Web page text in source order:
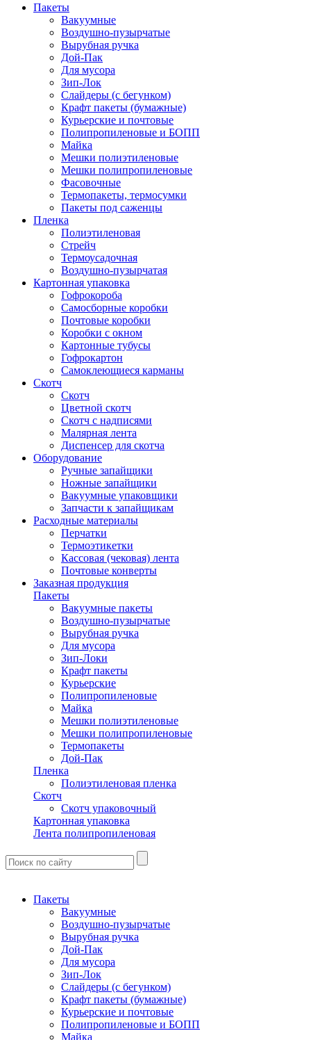
Пакеты
Вакуумные
Воздушно-пузырчатые
Вырубная ручка
Дой-Пак
Для мусора
Зип-Лок
Слайдеры (с бегунком)
Крафт пакеты (бумажные)
Курьерские и почтовые
Полипропиленовые и БОПП
Майка
Мешки полиэтиленовые
Мешки полипропиленовые
Фасовочные
Термопакеты, термосумки
Пакеты под саженцы
Пленка
Полиэтиленовая
Стрейч
Термоусадочная
Воздушно-пузырчатая
Картонная упаковка
Гофрокороба
Самосборные коробки
Почтовые коробки
Коробки с окном
Картонные тубусы
Гофрокартон
Самоклеющиеся карманы
Скотч
Скотч
Цветной скотч
Скотч с надписями
Малярная лента
Диспенсер для скотча
Оборудование
Ручные запайщики
Ножные запайщики
Вакуумные упаковщики
Запчасти к запайщикам
Расходные материалы
Перчатки
Термоэтикетки
Кассовая (чековая) лента
Почтовые конверты
Заказная продукция
Пакеты
Вакуумные пакеты
Воздушно-пузырчатые
Вырубная ручка
Для мусора
Зип-Локи
Крафт пакеты
Курьерские
Полипропиленовые
Майка
Мешки полиэтиленовые
Мешки полипропиленовые
Термопакеты
Дой-Пак
Пленка
Полиэтиленовая пленка
Скотч
Скотч упаковочный
Картонная упаковка
Лента полипропиленовая
Пакеты
Вакуумные
Воздушно-пузырчатые
Вырубная ручка
Дой-Пак
Для мусора
Зип-Лок
Слайдеры (с бегунком)
Крафт пакеты (бумажные)
Курьерские и почтовые
Полипропиленовые и БОПП
Майка